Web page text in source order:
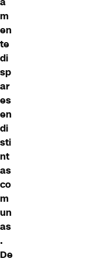
m
en
te
di
sp
ar
es
en
di
sti
nt
as
co
m
un
as
.
De